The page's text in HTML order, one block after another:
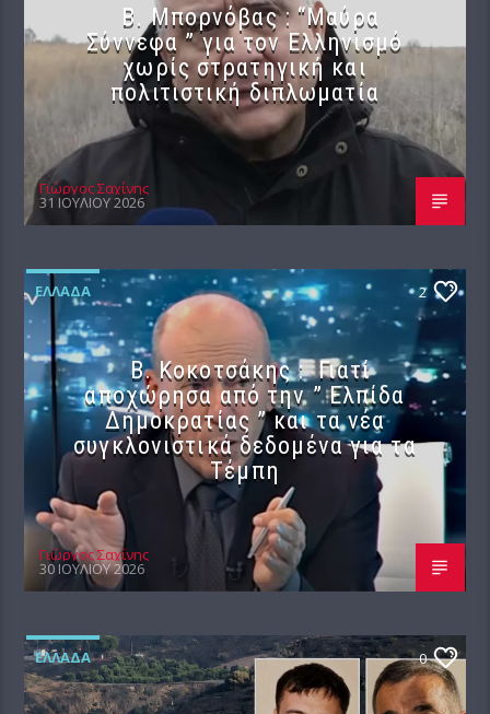
B. Μπορνόβας : “Μαύρα
Σύννεφα ” για τον Ελληνισμό
χωρίς στρατηγική και
πολιτιστική διπλωματία
Γιώργος Σαχίνης
31 ΙΟΥΛΊΟΥ 2026
ΕΛΛΆΔΑ 2
Β. Κοκοτσάκης : Γιατί
αποχώρησα από την ” Ελπίδα
Δημοκρατίας ” και τα νέα
συγκλονιστικά δεδομένα για τα
Τέμπη
Γιώργος Σαχίνης
30 ΙΟΥΛΊΟΥ 2026
ΕΛΛΆΔΑ 0